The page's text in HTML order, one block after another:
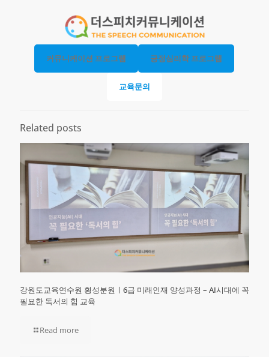
커뮤니케이션 프로그램 긍정심리학 프로그램
교육문의
Related posts
강원도교육연수원 횡성분원ㅣ6급 미래인재 양성과정 – AI시대에 꼭
필요한 독서의 힘 교육
Read more